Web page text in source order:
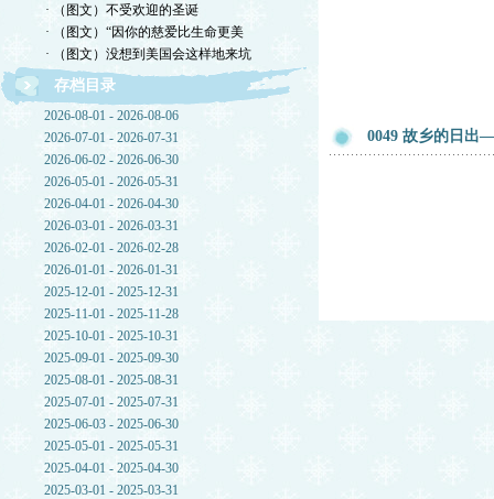
· （图文）不受欢迎的圣诞
· （图文）“因你的慈爱比生命更美
· （图文）没想到美国会这样地来坑
存档目录
2026-08-01 - 2026-08-06
2026-07-01 - 2026-07-31
2026-06-02 - 2026-06-30
2026-05-01 - 2026-05-31
2026-04-01 - 2026-04-30
2026-03-01 - 2026-03-31
2026-02-01 - 2026-02-28
2026-01-01 - 2026-01-31
2025-12-01 - 2025-12-31
2025-11-01 - 2025-11-28
2025-10-01 - 2025-10-31
2025-09-01 - 2025-09-30
2025-08-01 - 2025-08-31
2025-07-01 - 2025-07-31
2025-06-03 - 2025-06-30
2025-05-01 - 2025-05-31
2025-04-01 - 2025-04-30
2025-03-01 - 2025-03-31
0049 故乡的日出